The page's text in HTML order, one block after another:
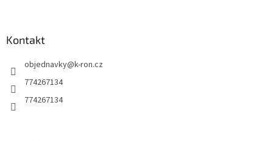
Kontakt
objednavky@k-ron.cz
774267134
774267134